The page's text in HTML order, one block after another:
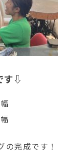
す⇩
完成です！